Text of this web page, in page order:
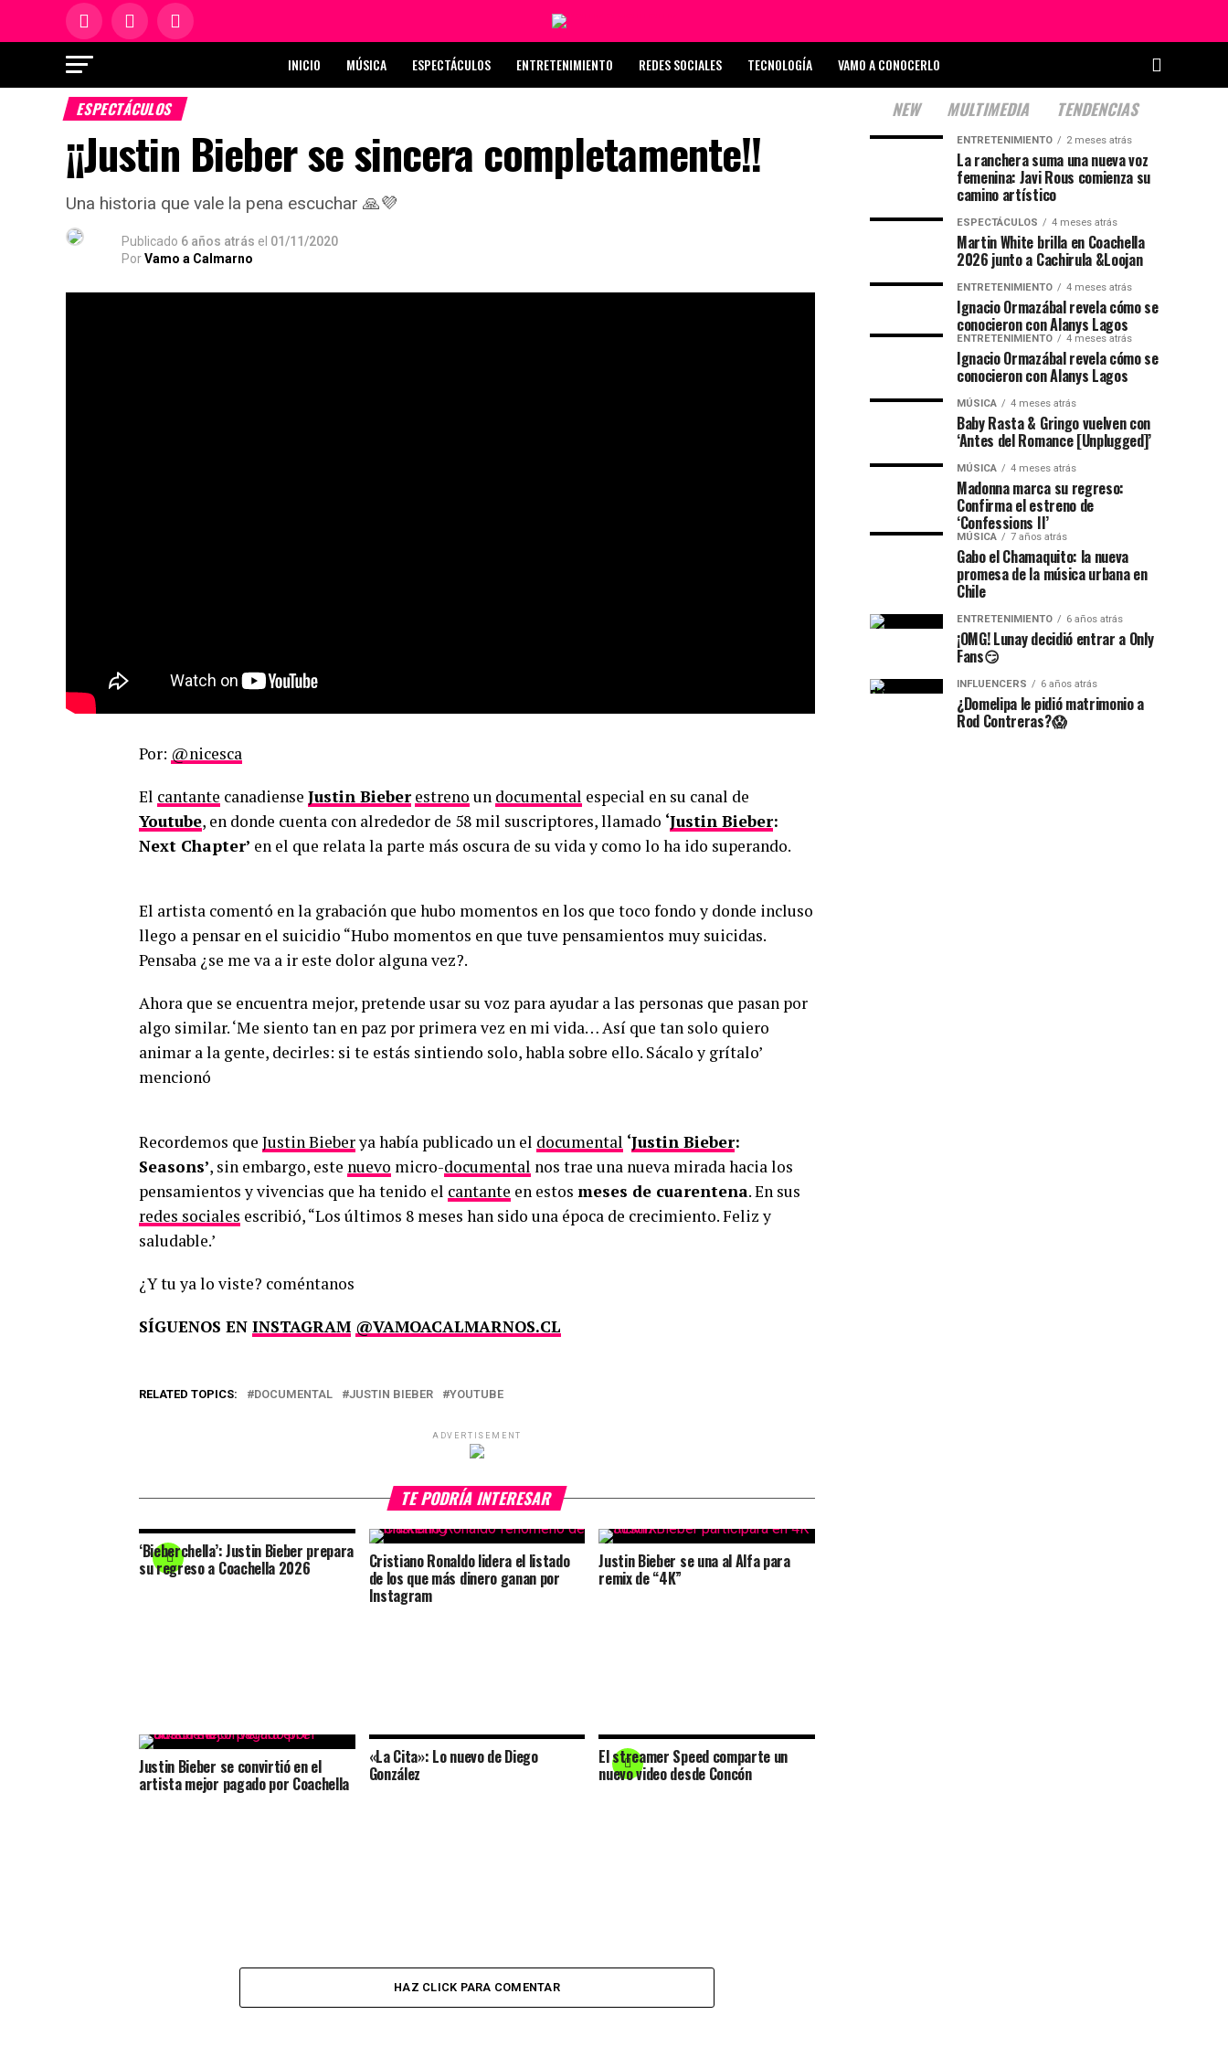
INICIO MÚSICA ESPECTÁCULOS ENTRETENIMIENTO REDES SOCIALES TECNOLOGÍA VAMO A CONOCERLO
ESPECTÁCULOS
¡¡Justin Bieber se sincera completamente!!
Una historia que vale la pena escuchar 🙏💜
Publicado 6 años atrás el 01/11/2020
PorVamo a Calmarno
Por: @nicesca
El cantante canadiense Justin Bieber estreno un documental especial en su canal de
Youtube, en donde cuenta con alrededor de 58 mil suscriptores, llamado ‘Justin Bieber:
Next Chapter’ en el que relata la parte más oscura de su vida y como lo ha ido superando.
El artista comentó en la grabación que hubo momentos en los que toco fondo y donde incluso
llego a pensar en el suicidio “Hubo momentos en que tuve pensamientos muy suicidas.
Pensaba ¿se me va a ir este dolor alguna vez?.
Ahora que se encuentra mejor, pretende usar su voz para ayudar a las personas que pasan por
algo similar. ‘Me siento tan en paz por primera vez en mi vida… Así que tan solo quiero
animar a la gente, decirles: si te estás sintiendo solo, habla sobre ello. Sácalo y grítalo’
mencionó
Recordemos que Justin Bieberya había publicado un el documental ‘Justin Bieber:
Seasons’, sin embargo, este nuevo micro-documental nos trae una nueva mirada hacia los
pensamientos y vivencias que ha tenido el cantante en estos meses de cuarentena. En sus
redes sociales escribió, “Los últimos 8 meses han sido una época de crecimiento. Feliz y
saludable.’
¿Y tu ya lo viste? coméntanos
SÍGUENOS EN INSTAGRAM @VAMOACALMARNOS.CL
RELATED TOPICS: DOCUMENTAL JUSTIN BIEBER YOUTUBE
ADVERTISEMENT
TE PODRÍA INTERESAR
‘Bieberchella’: Justin Bieber prepara
su regreso a Coachella 2026 Cristiano Ronaldo lidera el listado
de los que más dinero ganan por
Instagram
Justin Bieber se una al Alfa para
remix de “4K”
Justin Bieber se convirtió en el
artista mejor pagado por Coachella
«La Cita»: Lo nuevo de Diego
González
El streamer Speed comparte un
nuevo video desde Concón
HAZ CLICK PARA COMENTAR
NEW MULTIMEDIA TENDENCIAS
ENTRETENIMIENTO 2 meses atrás
La ranchera suma una nueva voz
femenina: Javi Rous comienza su
camino artístico
ESPECTÁCULOS 4 meses atrás
Martin White brilla en Coachella
2026 junto a Cachirula &Loojan
ENTRETENIMIENTO 4 meses atrás
Ignacio Ormazábal revela cómo se
conocieron con Alanys Lagos
ENTRETENIMIENTO 4 meses atrás
Ignacio Ormazábal revela cómo se
conocieron con Alanys Lagos
MÚSICA 4 meses atrás
Baby Rasta & Gringo vuelven con
‘Antes del Romance [Unplugged]’
MÚSICA 4 meses atrás
Madonna marca su regreso:
Confirma el estreno de
‘Confessions II’
MÚSICA 7 años atrás
Gabo el Chamaquito: la nueva
promesa de la música urbana en
Chile
ENTRETENIMIENTO 6 años atrás
¡OMG! Lunay decidió entrar a Only
Fans😏
INFLUENCERS 6 años atrás
¿Domelipa le pidió matrimonio a
Rod Contreras?😱